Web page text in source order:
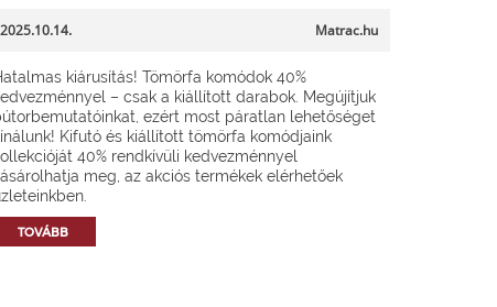
2025.10.14. Matrac.hu
kiárusítás! Tömörfa komódok 40%
– csak a kiállított darabok. Megújítjuk
ezért most páratlan lehetőséget
Kifutó és kiállított tömörfa komódjaink
40% rendkívüli kedvezménnyel
meg, az akciós termékek elérhetőek
TOVÁBB